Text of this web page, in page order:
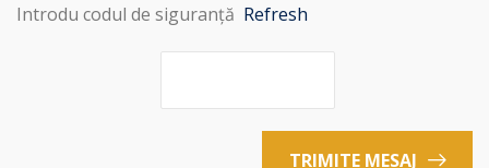
Introdu codul de siguranță Refresh
TRIMITE MESAJ